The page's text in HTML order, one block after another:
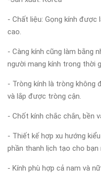
- Chất liệu: Gọng kính được
cao.
- Càng kính cũng làm bằng
người mang kính trong thời
- Tròng kính là tròng không
và lắp được tròng cận.
- Chốt kính chắc chắn, bền
- Thiết kế hợp xu hướng
phần thanh lịch tạo cho
- Kính phù hợp cả nam và nữ